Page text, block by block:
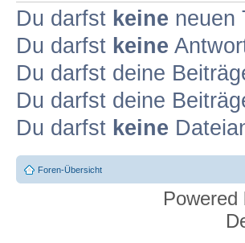
Du darfst keine neuen
Du darfst keine
Du darfst deine
Du darfst deine
Du darfst keine
Foren-Übersicht
Powered